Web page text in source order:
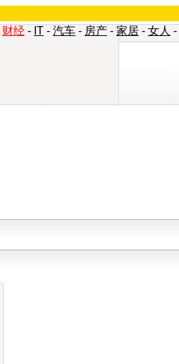
财经 - IT - 汽车 - 房产 - 家居 - 女人 -